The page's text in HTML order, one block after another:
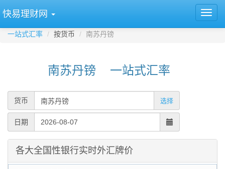
快易理财网
一站式汇率 按货币 南苏丹镑
南苏丹镑 一站式汇率
货币 选择
日期
各大全国性银行实时外汇牌价